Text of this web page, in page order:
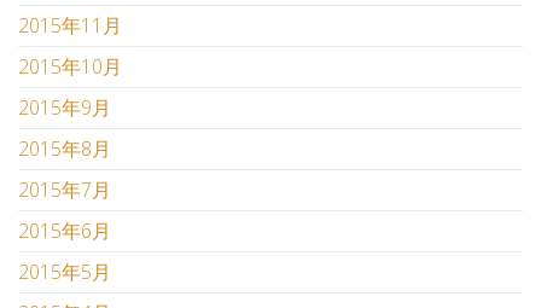
2015年11月
2015年10月
2015年9月
2015年8月
2015年7月
2015年6月
2015年5月